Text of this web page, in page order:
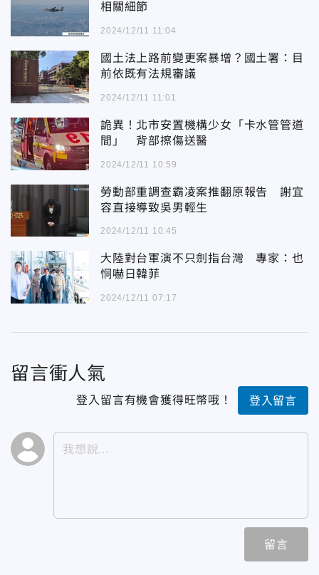
相關細節
2024/12/11 11:04
國土法上路前變更案暴增？國土署：目
前依既有法規審議
2024/12/11 11:01
詭異！北市安置機構少女「卡水管管道
間」 背部擦傷送醫
2024/12/11 10:59
勞動部重調查霸凌案推翻原報告 謝宜
容直接導致吳男輕生
2024/12/11 10:45
大陸對台軍演不只劍指台灣 專家：也
恫嚇日韓菲
2024/12/11 07:17
留言衝人氣
登入留言有機會獲得旺幣哦！ 登入留言
留言